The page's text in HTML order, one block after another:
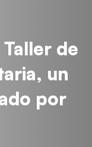
de
un
por